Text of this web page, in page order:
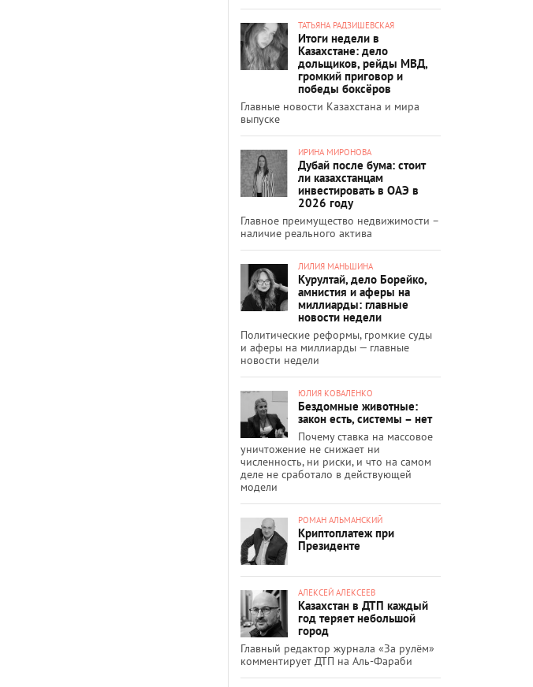
ТАТЬЯНА РАДЗИШЕВСКАЯ
Итоги недели в
Казахстане: дело
дольщиков, рейды МВД,
громкий приговор и
победы боксёров
Главные новости Казахстана и мира
выпуске
ИРИНА МИРОНОВА
Дубай после бума: стоит
ли казахстанцам
инвестировать в ОАЭ в
2026 году
Главное преимущество недвижимости –
наличие реального актива
ЛИЛИЯ МАНЬШИНА
Курултай, дело Борейко,
амнистия и аферы на
миллиарды: главные
новости недели
Политические реформы, громкие суды
и аферы на миллиарды — главные
новости недели
ЮЛИЯ КОВАЛЕНКО
Бездомные животные:
закон есть, системы – нет
Почему ставка на массовое
уничтожение не снижает ни
численность, ни риски, и что на самом
деле не сработало в действующей
модели
РОМАН АЛЬМАНСКИЙ
Криптоплатеж при
Президенте
АЛЕКСЕЙ АЛЕКСЕЕВ
Казахстан в ДТП каждый
год теряет небольшой
город
Главный редактор журнала «За рулём»
комментирует ДТП на Аль-Фараби